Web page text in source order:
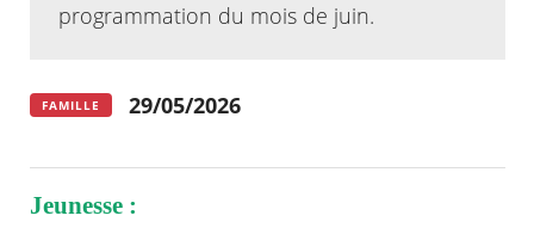
programmation du mois de juin.
FAMILLE 29/05/2026
Jeunesse :